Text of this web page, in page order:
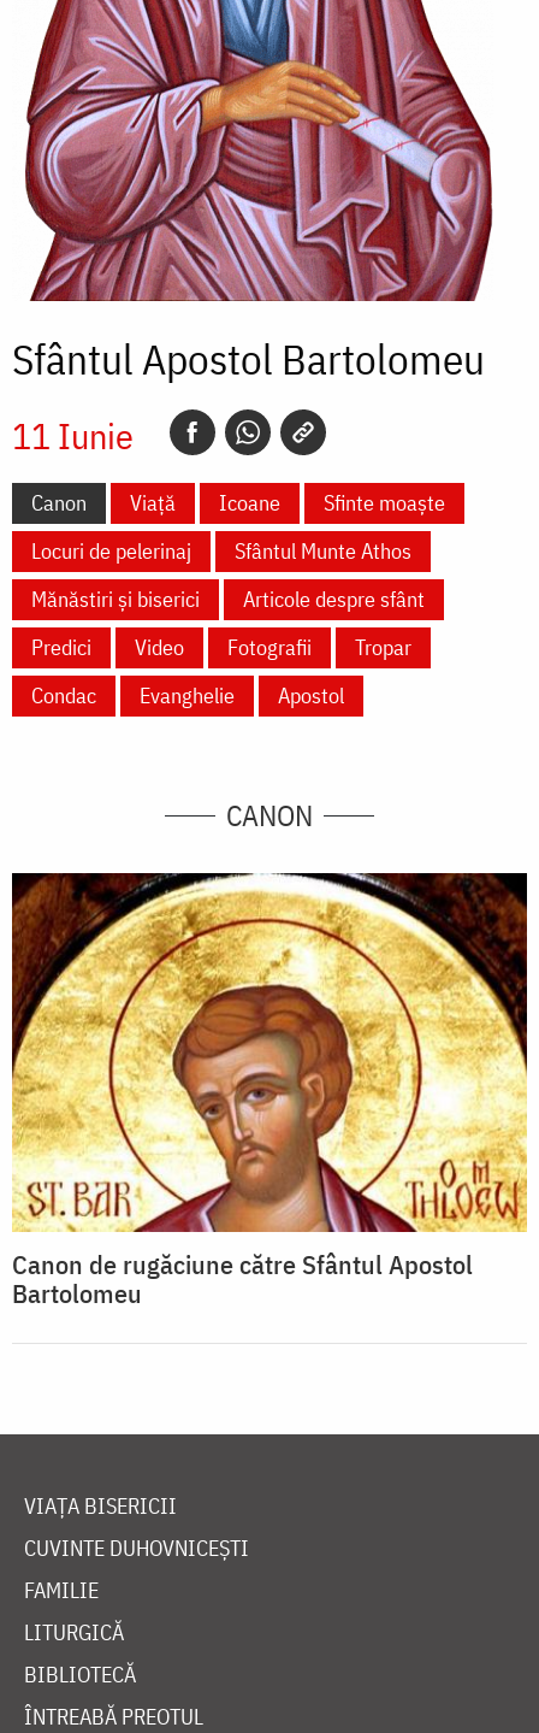
Sfântul Apostol Bartolomeu
11 Iunie
Canon Viață Icoane
Sfinte moaște
Locuri de pelerinaj
Sfântul Munte Athos
Mănăstiri și biserici
Articole despre sfânt
Predici
Video Fotografii
Tropar
Condac
Evanghelie Apostol
CANON
Canon de rugăciune către Sfântul Apostol
Bartolomeu
VIAȚA BISERICII
CUVINTE DUHOVNICEȘTI
FAMILIE
LITURGICĂ
BIBLIOTECĂ
ÎNTREABĂ PREOTUL